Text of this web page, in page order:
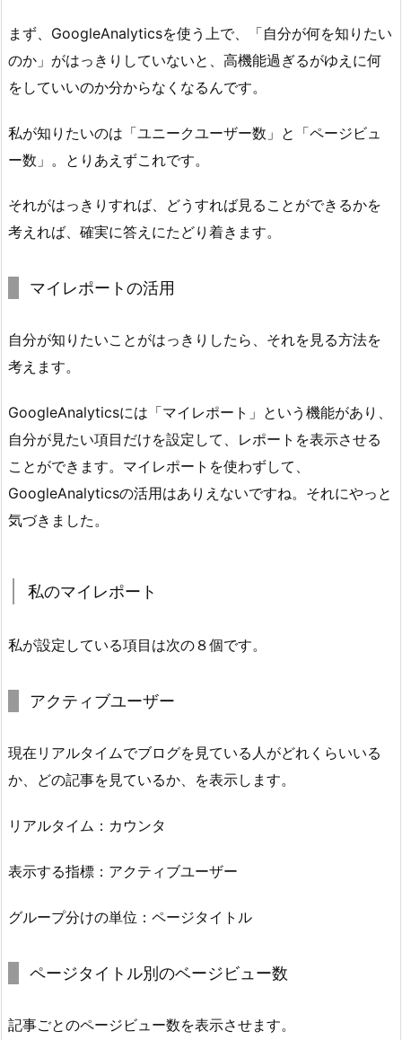
まず、GoogleAnalyticsを使う上で、「自分が何を知りたい
のか」がはっきりしていないと、高機能過ぎるがゆえに何
をしていいのか分からなくなるんです。
私が知りたいのは「ユニークユーザー数」と「ページビュ
ー数」。とりあえずこれです。
それがはっきりすれば、どうすれば見ることができるかを
考えれば、確実に答えにたどり着きます。
マイレポートの活用
自分が知りたいことがはっきりしたら、それを見る方法を
考えます。
GoogleAnalyticsには「マイレポート」という機能があり、
自分が見たい項目だけを設定して、レポートを表示させる
ことができます。マイレポートを使わずして、
GoogleAnalyticsの活用はありえないですね。それにやっと
気づきました。
私のマイレポート
私が設定している項目は次の８個です。
アクティブユーザー
現在リアルタイムでブログを見ている人がどれくらいいる
か、どの記事を見ているか、を表示します。
リアルタイム：カウンタ
表示する指標：アクティブユーザー
グループ分けの単位：ページタイトル
ページタイトル別のベージビュー数
記事ごとのページビュー数を表示させます。